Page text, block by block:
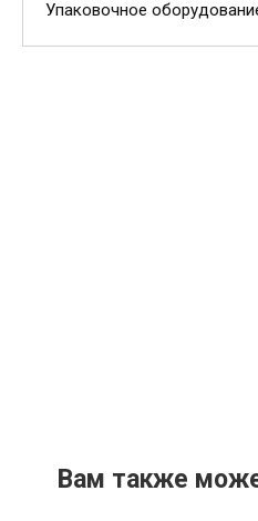
Упаковочное
Вам также